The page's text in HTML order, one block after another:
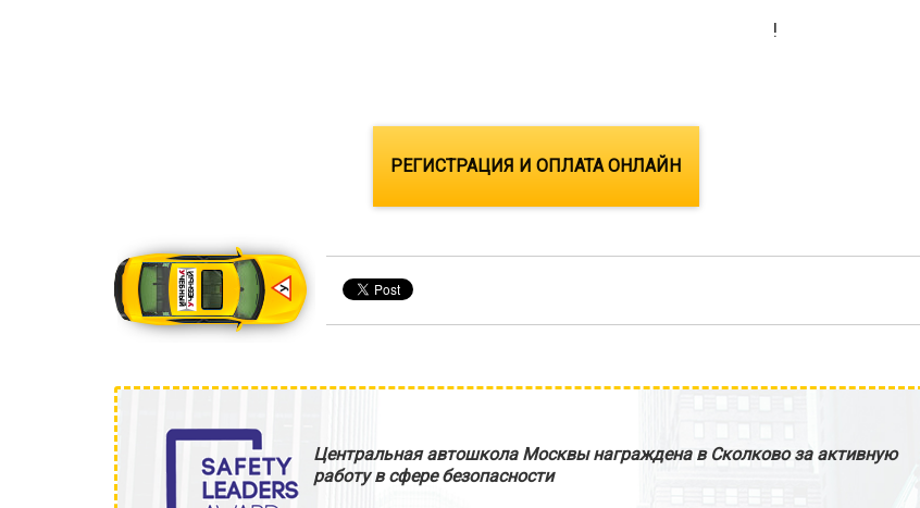
!
РЕГИСТРАЦИЯ И ОПЛАТА ОНЛАЙН
Центральная автошкола Москвы награждена в Сколково за активную
работу в сфере безопасности